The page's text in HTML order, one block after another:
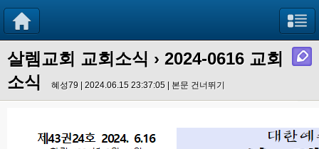
살렘교회 교회소식 › 2024-0616 교회
소식
혜성79 | 2024.06.15 23:37:05 | 본문 건너뛰기